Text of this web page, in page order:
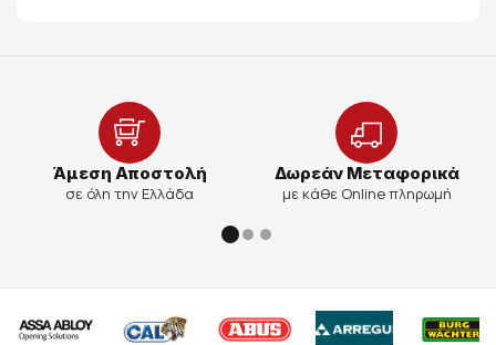
Άμεση Αποστολή
σε όλη την Ελλάδα
Δωρεάν Μεταφορικά
με κάθε Online πληρωμή